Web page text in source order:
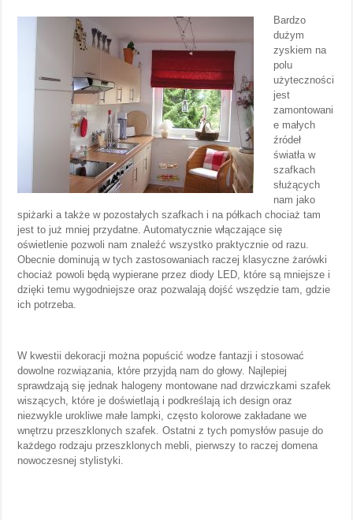
Bardzo
dużym
zyskiem na
polu
użyteczności
jest
zamontowani
e małych
źródeł
światła w
szafkach
służących
nam jako
spiżarki a także w pozostałych szafkach i na półkach chociaż tam
jest to już mniej przydatne. Automatycznie włączające się
oświetlenie pozwoli nam znaleźć wszystko praktycznie od razu.
Obecnie dominują w tych zastosowaniach raczej klasyczne żarówki
chociaż powoli będą wypierane przez diody LED, które są mniejsze i
dzięki temu wygodniejsze oraz pozwalają dojść wszędzie tam, gdzie
ich potrzeba.
W kwestii dekoracji można popuścić wodze fantazji i stosować
dowolne rozwiązania, które przyjdą nam do głowy. Najlepiej
sprawdzają się jednak halogeny montowane nad drzwiczkami szafek
wiszących, które je doświetlają i podkreślają ich design oraz
niezwykle urokliwe małe lampki, często kolorowe zakładane we
wnętrzu przeszklonych szafek. Ostatni z tych pomysłów pasuje do
każdego rodzaju przeszklonych mebli, pierwszy to raczej domena
nowoczesnej stylistyki.